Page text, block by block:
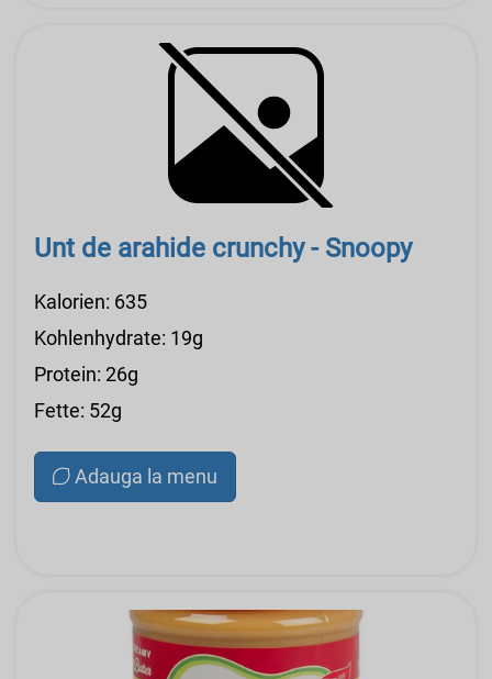
Unt de arahide crunchy - Snoopy
Kalorien: 635
Kohlenhydrate: 19g
Protein: 26g
Fette: 52g
Adauga la menu